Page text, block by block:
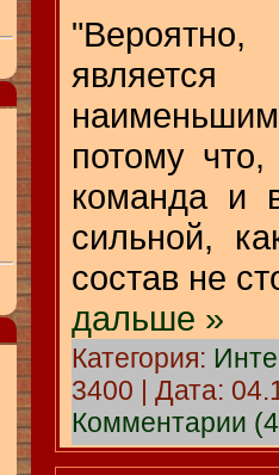
потому что,
команда и
сильной,
состав не
дальше »
Категория:
3400 | Дата:
Комментарии